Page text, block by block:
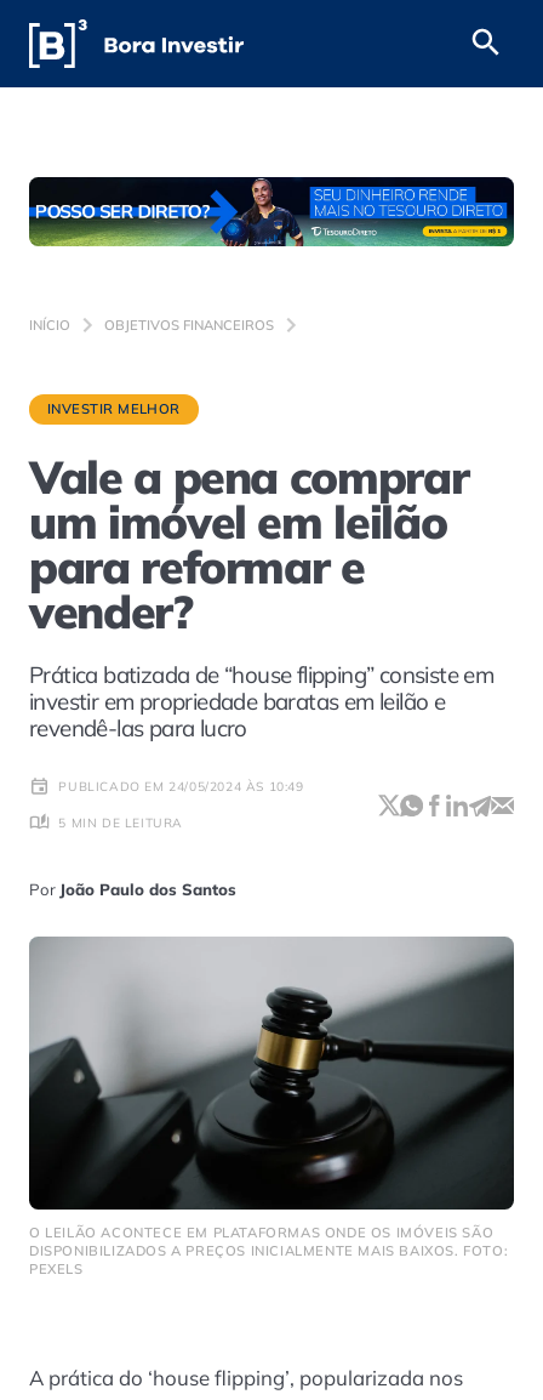
INÍCIO OBJETIVOS FINANCEIROS
INVESTIR MELHOR
Vale a pena comprar
um imóvel em leilão
para reformar e
vender?
Prática batizada de “house flipping” consiste em
investir em propriedade baratas em leilão e
revendê-las para lucro
PUBLICADO EM 24/05/2024 ÀS 10:49
5 MIN DE LEITURA
Por João Paulo dos Santos
O LEILÃO ACONTECE EM PLATAFORMAS ONDE OS IMÓVEIS SÃO
DISPONIBILIZADOS A PREÇOS INICIALMENTE MAIS BAIXOS. FOTO:
PEXELS
A prática do ‘house flipping’, popularizada nos